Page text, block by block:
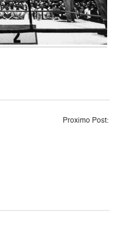
Proximo Post: